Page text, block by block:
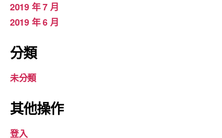
2019 年 7 月
2019 年 6 月
分類
未分類
其他操作
登入